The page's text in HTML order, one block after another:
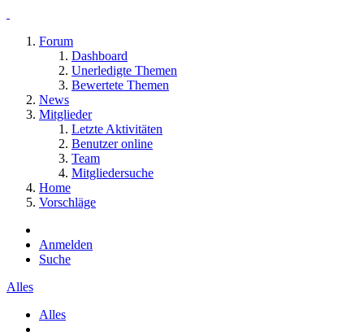
Forum
Dashboard
Unerledigte Themen
Bewertete Themen
News
Mitglieder
Letzte Aktivitäten
Benutzer online
Team
Mitgliedersuche
Home
Vorschläge
Anmelden
Suche
Alles
Alles